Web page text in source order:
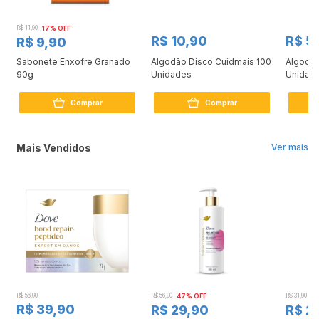
R$ 11,90 17% OFF
R$ 9,90
Sabonete Enxofre Granado
90g
Comprar
R$ 10,90
Algodão Disco Cuidmais 100
Unidades
Comprar
R$
Ver mais
Mais Vendidos
R$ 56,90
R$ 39,90
R$ 56,90 47% OFF
R$ 29,90
R$ 31,90
R$